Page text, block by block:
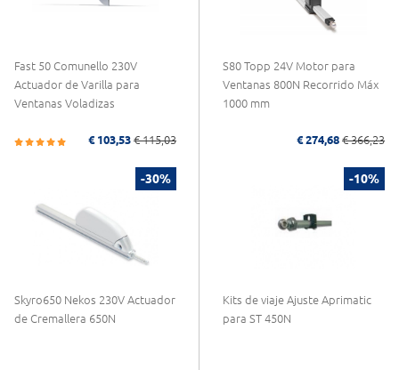
Fast 50 Comunello 230V
Actuador de Varilla para
Ventanas Voladizas
€ 103,53 € 115,03
S80 Topp 24V Motor para
Ventanas 800N Recorrido Máx
1000 mm
€ 274,68 € 366,23
-30%
Skyro650 Nekos 230V Actuador
de Cremallera 650N
-10%
Kits de viaje Ajuste Aprimatic
para ST 450N